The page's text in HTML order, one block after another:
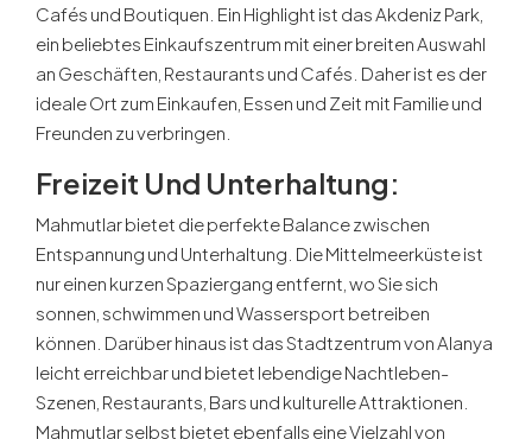
Cafés und Boutiquen. Ein Highlight ist das Akdeniz Park,
ein beliebtes Einkaufszentrum mit einer breiten Auswahl
an Geschäften, Restaurants und Cafés. Daher ist es der
ideale Ort zum Einkaufen, Essen und Zeit mit Familie und
Freunden zu verbringen.
Freizeit Und Unterhaltung:
Mahmutlar bietet die perfekte Balance zwischen
Entspannung und Unterhaltung. Die Mittelmeerküste ist
nur einen kurzen Spaziergang entfernt, wo Sie sich
sonnen, schwimmen und Wassersport betreiben
können. Darüber hinaus ist das Stadtzentrum von Alanya
leicht erreichbar und bietet lebendige Nachtleben-
Szenen, Restaurants, Bars und kulturelle Attraktionen.
Mahmutlar selbst bietet ebenfalls eine Vielzahl von